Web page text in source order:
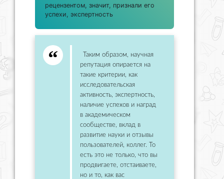
рецензентом, значит, признали его
успехи, экспертность
Таким образом, научная
репутация опирается на
такие критерии, как
исследовательская
активность, экспертность,
наличие успехов и наград
в академическом
сообществе, вклад в
развитие науки и отзывы
пользователей, коллег. То
есть это не только, что вы
продвигаете, отстаиваете,
но и то, как вас